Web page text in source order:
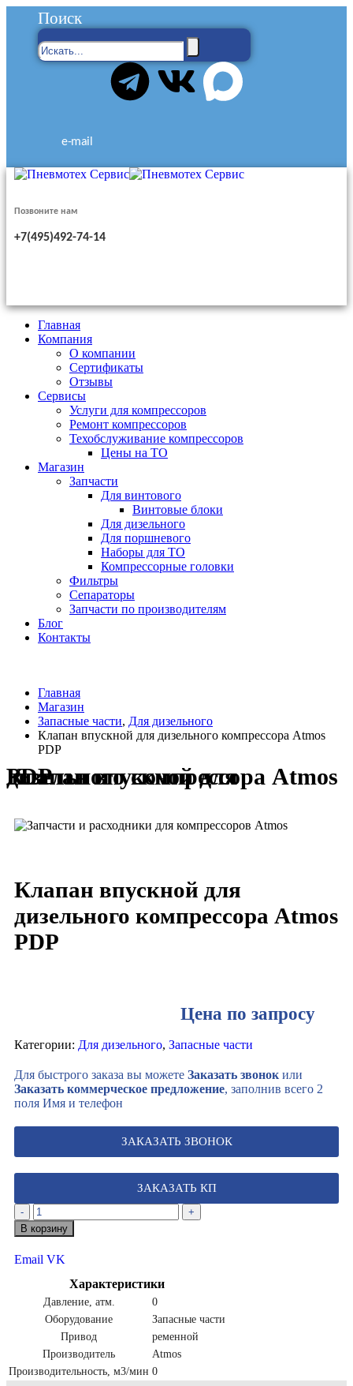
Поиск
e-mail
Позвоните нам
+7(495)492-74-14
Главная
Компания
О компании
Сертификаты
Отзывы
Сервисы
Услуги для компрессоров
Ремонт компрессоров
Техобслуживание компрессоров
Цены на ТО
Магазин
Запчасти
Для винтового
Винтовые блоки
Для дизельного
Для поршневого
Наборы для ТО
Компрессорные головки
Фильтры
Сепараторы
Запчасти по производителям
Блог
Контакты
Главная
Магазин
Запасные части, Для дизельного
Клапан впускной для дизельного компрессора Atmos
PDP
Клапан впускной для дизельного компрессора Atmos PDP
Клапан впускной для
дизельного компрессора Atmos
PDP
Цена по запросу
Категории: Для дизельного, Запасные части
Для быстрого заказа вы можете Заказать звонок или
Заказать коммерческое предложение, заполнив всего 2
поля Имя и телефон
ЗАКАЗАТЬ ЗВОНОК
ЗАКАЗАТЬ КП
-
+
В корзину
Email VK
Характеристики
Давление, атм.
0
Оборудование
Запасные части
Привод
ременной
Производитель
Atmos
Производительность, м3/мин 0